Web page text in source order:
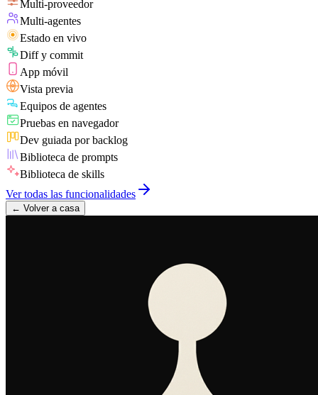
Multi-proveedor
Multi-agentes
Estado en vivo
Diff y commit
App móvil
Vista previa
Equipos de agentes
Pruebas en navegador
Dev guiada por backlog
Biblioteca de prompts
Biblioteca de skills
Ver todas las funcionalidades
← Volver a casa